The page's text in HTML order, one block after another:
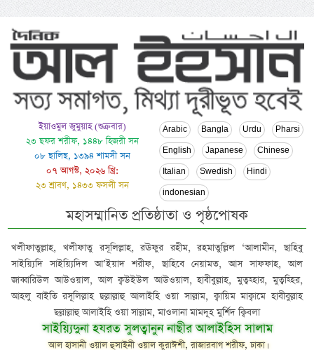
ইয়াওমুল জুমুয়াহ (শুক্রবার)
২৩ ছফর শরীফ, ১৪৪৮ হিজরী সন
০৮ ছালিছ, ১৩৯৪ শামসী সন
০৭ আগস্ট, ২০২৬ খ্রি:
২৩ শ্রাবণ, ১৪৩৩ ফসলী সন
Arabic Bangla Urdu Pharsi
English Japanese Chinese
Italian Swedish Hindi
indonesian
মহাসম্মানিত প্রতিষ্ঠাতা ও পৃষ্ঠপোষক
খলীফাতুল্লাহ, খলীফাতু রসূলিল্লাহ, রঊফুর রহীম, রহমাতুল্লিল ‘আলামীন, ছাহিবু
সাইয়্যিদি সাইয়্যিদিল আ’ইয়াদ শরীফ, ছাহিবে নেয়ামত, আস সাফফাহ, আল
জাব্বারিউল আউওয়াল, আল ক্বউইউল আউওয়াল, হাবীবুল্লাহ, মুত্বহ্হার, মুত্বহ্হির,
আহলু বাইতি রসূলিল্লাহ ছল্লাল্লাহু আলাইহি ওয়া সাল্লাম, ক্বায়িম মাক্বামে হাবীবুল্লাহ
ছল্লাল্লাহু আলাইহি ওয়া সাল্লাম, মাওলানা মামদূহ মুর্শিদ ক্বিবলা
সাইয়্যিদুনা হযরত সুলত্বানুন নাছীর আলাইহিস সালাম
আল হাসানী ওয়াল হুসাইনী ওয়াল কুরাঈশী, রাজারবাগ শরীফ, ঢাকা।